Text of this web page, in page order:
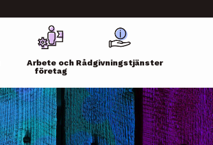
Arbete och
företag
Rådgivningstjänster